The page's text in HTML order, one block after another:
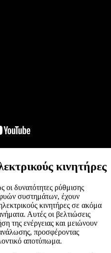
κινητήρες
οι δυνατότητες ρύθμισης
συστημάτων, έχουν
κινητήρες σε ακόμα
Αυτές οι βελτιώσεις
της ενέργειας και μειώνουν
προσφέροντας
αποτύπωμα.